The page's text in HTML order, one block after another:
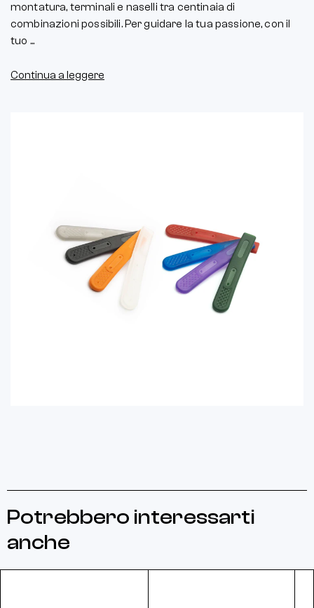
montatura, terminali e naselli tra centinaia di
combinazioni possibili. Per guidare la tua passione, con il
tuo ...
Continua a leggere
Potrebbero interessarti
anche